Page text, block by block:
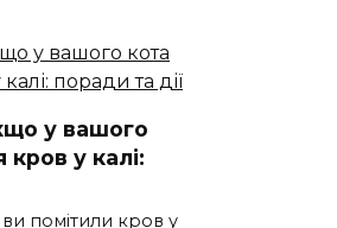
у вашого
кров у калі:
помітили кров у